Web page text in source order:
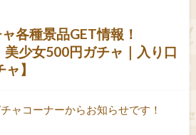
各種景品GET情報！
美少女500円ガチャ｜入り口
】
ャコーナーからお知らせです！